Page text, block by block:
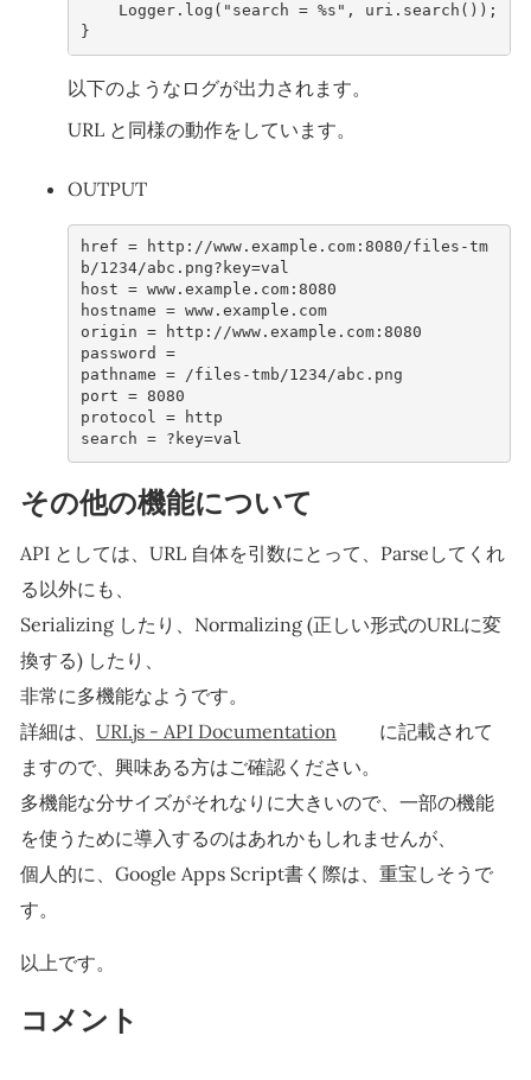
Logger. log ( "search = %s" , uri . search ());
}
以下のようなログが出力されます。
URL と同様の動作をしています。
OUTPUT
href = http://www.example.com:8080/files-tm
b/1234/abc.png?key=val
host = www.example.com:8080
hostname = www.example.com
origin = http://www.example.com:8080
password =
pathname = /files-tmb/1234/abc.png
port = 8080
protocol = http
search = ?key=val
その他の機能について
API としては、URL 自体を引数にとって、Parseしてくれ
る以外にも、
Serializing したり、Normalizing (正しい形式のURLに変
換する) したり、
非常に多機能なようです。
詳細は、 URI.js - API Documentation に記載されて
ますので、興味ある方はご確認ください。
多機能な分サイズがそれなりに大きいので、一部の機能
を使うために導入するのはあれかもしれませんが、
個人的に、Google Apps Script書く際は、重宝しそうで
す。
以上です。
コメント